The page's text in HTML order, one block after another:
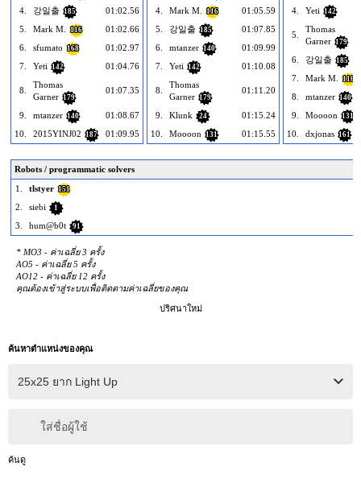
4.
강일출 185
01:02.56
5.
Mark M. 116
01:02.66
6.
sfumato 168
01:02.97
7.
Yeti 142 01:04.76
8.
Thomas
Garner 179
01:07.35
9. mtanzer 140
01:08.67
10.
2015YINJ02 187 01:09.95
4.
Mark M. 116
01:05.59
5.
강일출 185
01:07.85
6.
mtanzer 140
01:09.99
7.
Yeti 142 01:10.08
8.
Thomas
Garner 179
01:11.20
9. Klunk 24
01:15.24
10.
Moooon 131 01:15.55
4.
Yeti 142
5.
Thomas
Garner 179
6. 강일출 185
7. Mark M. 116
8. mtanzer 140
9. Moooon 131
10. dxjonas 161
Robots / programmatic solvers
1.
tlstyer 151
2. siebi 1
3. hum@b0t 91
* MO3 - ค่าเฉลี่ย 3 ครั้ง
AO5 - ค่าเฉลี่ย 5 ครั้ง
AO12 - ค่าเฉลี่ย 12 ครั้ง
คุณต้องเข้าสู่ระบบเพื่อติดตามค่าเฉลี่ยของคุณ
ปริศนาใหม่
ค้นหาตำแหน่งของคุณ
ใส่ชื่อผู้ใช้
ค้นดู